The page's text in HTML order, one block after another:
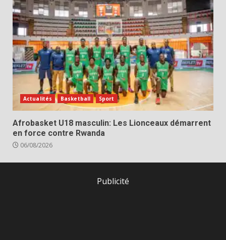
Actualités Basketball Sport
Afrobasket U18 masculin: Les Lionceaux démarrent
en force contre Rwanda
06/08/2026
Publicité